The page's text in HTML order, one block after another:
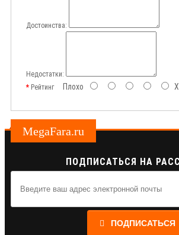
Достоинства:
Недостатки:
РейтингПлохо
MegaFara.ru
ПОДПИСАТЬСЯ НА
ПОДПИСАТЬСЯ